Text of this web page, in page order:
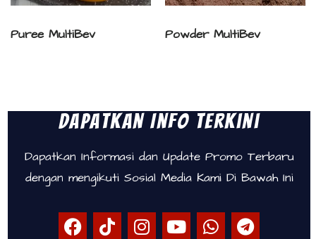
Puree MultiBev Powder MultiBev
Dapatkan Info Terkini
Dapatkan Informasi dan Update Promo Terbaru
dengan mengikuti Sosial Media Kami Di Bawah Ini